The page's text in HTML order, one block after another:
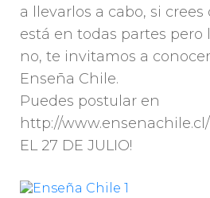
a llevarlos a cabo, si
está en todas partes pero
no, te invitamos a
Enseña Chile.
Puedes postular en
http://
EL 27 DE JULIO!